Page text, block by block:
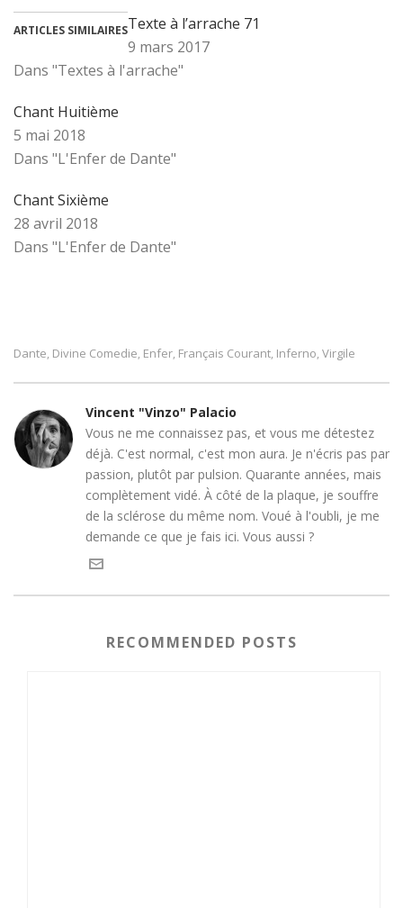
ARTICLES SIMILAIRESTexte à l’arrache 71
9 mars 2017
Dans "Textes à l'arrache"
Chant Huitième
5 mai 2018
Dans "L'Enfer de Dante"
Chant Sixième
28 avril 2018
Dans "L'Enfer de Dante"
Dante, Divine Comedie, Enfer, Français Courant, Inferno, Virgile
Vincent "Vinzo" Palacio
Vous ne me connaissez pas, et vous me détestez
déjà. C'est normal, c'est mon aura. Je n'écris pas par
passion, plutôt par pulsion. Quarante années, mais
complètement vidé. À côté de la plaque, je souffre
de la sclérose du même nom. Voué à l'oubli, je me
demande ce que je fais ici. Vous aussi ?
RECOMMENDED POSTS